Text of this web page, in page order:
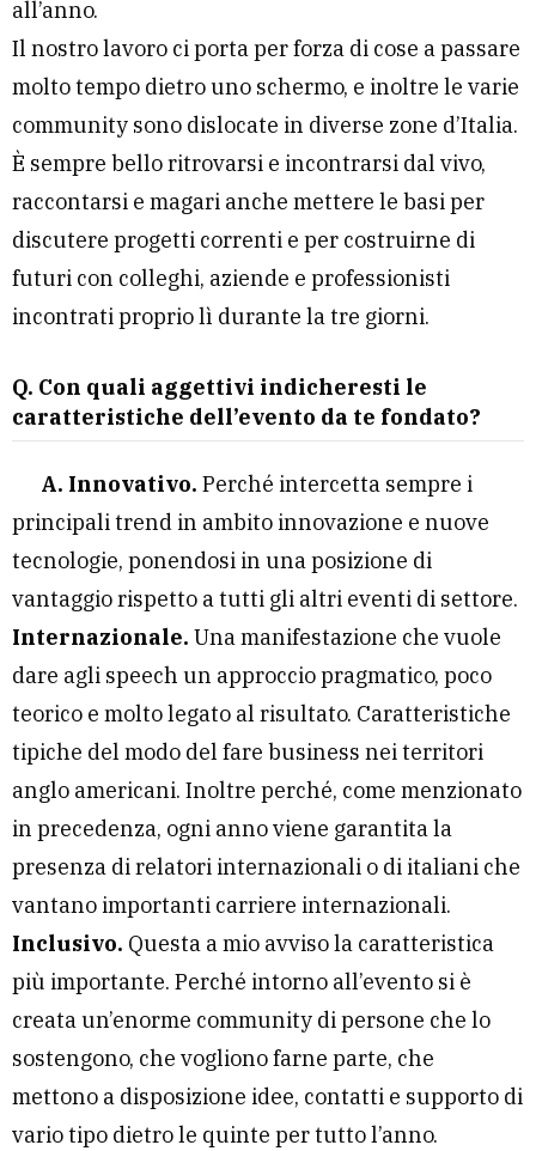
all’anno.
Il nostro lavoro ci porta per forza di cose a passare
molto tempo dietro uno schermo, e inoltre le varie
community sono dislocate in diverse zone d’Italia.
È sempre bello ritrovarsi e incontrarsi dal vivo,
raccontarsi e magari anche mettere le basi per
discutere progetti correnti e per costruirne di
futuri con colleghi, aziende e professionisti
incontrati proprio lì durante la tre giorni.
Q. Con quali aggettivi indicheresti le
caratteristiche dell’evento da te fondato?
A. Innovativo. Perché intercetta sempre i
principali trend in ambito innovazione e nuove
tecnologie, ponendosi in una posizione di
vantaggio rispetto a tutti gli altri eventi di settore.
Internazionale. Una manifestazione che vuole
dare agli speech un approccio pragmatico, poco
teorico e molto legato al risultato. Caratteristiche
tipiche del modo del fare business nei territori
anglo americani. Inoltre perché, come menzionato
in precedenza, ogni anno viene garantita la
presenza di relatori internazionali o di italiani che
vantano importanti carriere internazionali.
Inclusivo. Questa a mio avviso la caratteristica
più importante. Perché intorno all’evento si è
creata un’enorme community di persone che lo
sostengono, che vogliono farne parte, che
mettono a disposizione idee, contatti e supporto di
vario tipo dietro le quinte per tutto l’anno.